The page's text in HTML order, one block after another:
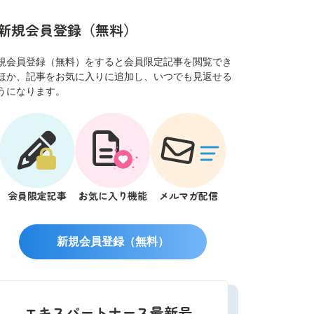
規会員登録（無料）
会員登録（無料）をすると会員限定記事を閲覧でき
か、記事をお気に入りに追加し、いつでも見返せる
になります。
会員限定記事 お気に入り機能 メルマガ配信
新規会員登録（無料）